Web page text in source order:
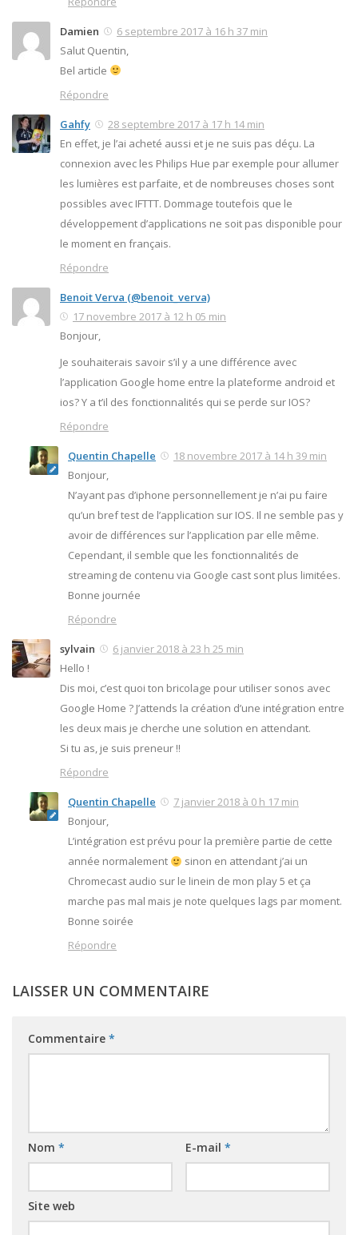
Damien
6 septembre 2017 à 16 h 37 min
Salut Quentin,
Bel article
Répondre
Gahfy
28 septembre 2017 à 17 h 14 min
En effet, je l’ai acheté aussi et je ne suis pas déçu. La
connexion avec les Philips Hue par exemple pour allumer
les lumières est parfaite, et de nombreuses choses sont
possibles avec IFTTT. Dommage toutefois que le
développement d’applications ne soit pas disponible pour
le moment en français.
Répondre
Benoit Verva (@benoit_verva)
17 novembre 2017 à 12 h 05 min
Bonjour,
Je souhaiterais savoir s’il y a une différence avec
l’application Google home entre la plateforme android et
ios? Y a t’il des fonctionnalités qui se perde sur IOS?
Répondre
Quentin Chapelle
18 novembre 2017 à 14 h 39 min
Bonjour,
N’ayant pas d’iphone personnellement je n’ai pu faire
qu’un bref test de l’application sur IOS. Il ne semble pas y
avoir de différences sur l’application par elle même.
Cependant, il semble que les fonctionnalités de
streaming de contenu via Google cast sont plus limitées.
Bonne journée
Répondre
sylvain
6 janvier 2018 à 23 h 25 min
Hello !
Dis moi, c’est quoi ton bricolage pour utiliser sonos avec
Google Home ? J’attends la création d’une intégration entre
les deux mais je cherche une solution en attendant.
Si tu as, je suis preneur !!
Répondre
Quentin Chapelle
7 janvier 2018 à 0 h 17 min
Bonjour,
L’intégration est prévu pour la première partie de cette
année normalement
sinon en attendant j’ai un
Chromecast audio sur le linein de mon play 5 et ça
marche pas mal mais je note quelques lags par moment.
Bonne soirée
Répondre
LAISSER UN COMMENTAIRE
Commentaire *
Nom * E-mail *
Site web